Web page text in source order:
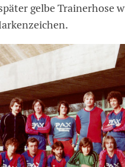
gelbe Trainerhose